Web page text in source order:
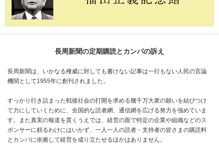
長周新聞の定期購読とカンパの訴え
長周新聞は、いかなる権威に対しても書けない記事は一行もない人民の言論
機関として1955年に創刊されました。
すっかり行き詰まった戦後社会の打開を求める幾千万大衆の願いを結びつけ
て力にしていくために、全国的な読者網、通信網を広げる努力を強めていま
す。また真実の報道を貫くうえでは、経営の面で特定の企業や組織などのス
ポンサーに頼るわけにはいかず、一人一人の読者・支持者の皆さまの購読料
とカンパに依拠して経営を成り立たせるほかはありません。